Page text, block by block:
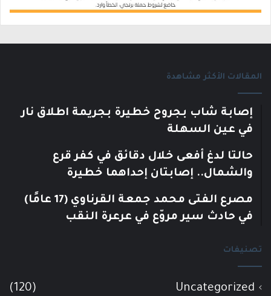
المقالات الأكثر مشاهدة
إصابة شاب بجروح خطيرة بجريمة اطلاق نار
في عين السهلة
حالتا لدغ أفعى خلال دقائق في كفر قرع
والشمال.. إصابتان إحداهما خطيرة
مصرع الفتى محمد جمعة القرناوي (17 عامًا)
في حادث سير مروّع في عرعرة النقب
تصنيفات
Uncategorized
(120)